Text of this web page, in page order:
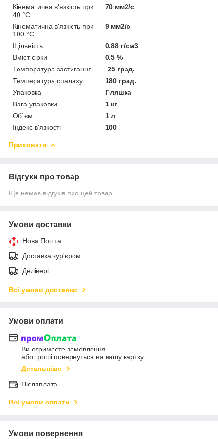
Кінематична в'язкість при
40 °С
70 мм2/с
Кінематична в'язкість при
100 °С
9 мм2/с
Щільність
0.88 г/см3
Вміст сірки
0.5 %
Температура застигання
-25 град.
Температура спалаху
180 град.
Упаковка
Пляшка
Вага упаковки
1 кг
Об`єм
1 л
Індекс в'язкості
100
Приховати
Відгуки про товар
Ще немає відгуків про цей товар
Умови доставки
Нова Пошта
Доставка кур'єром
Делівері
Всі умови доставки
Умови оплати
Ви отримаєте замовлення
або гроші повернуться на вашу картку
Детальніше
Післяплата
Всі умови оплати
Умови повернення